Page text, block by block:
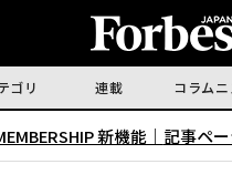
ゴリ 連載 コラムニ
新機能｜ 記事ペ